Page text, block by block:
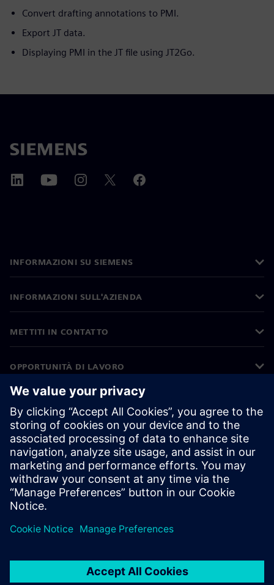
Convert drafting annotations to PMI.
Export JT data.
Displaying PMI in the JT file using JT2Go.
INFORMAZIONI SU SIEMENS
INFORMAZIONI SULL'AZIENDA
METTITI IN CONTATTO
OPPORTUNITÀ DI LAVORO
©Siemens 2026
Informazioni aziendali
Informativa sulla privacy
Informativa sui cookie
Condizioni di utilizzo
ID digitale